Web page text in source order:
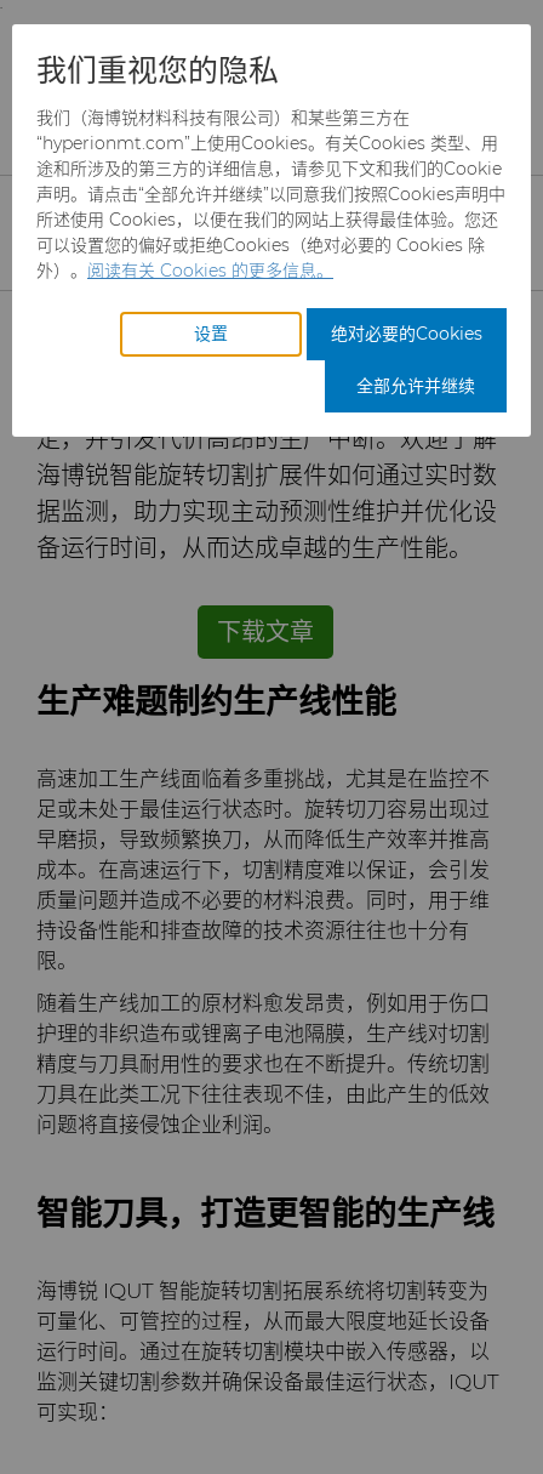
;
and information are based on this region.
Close Change region
CBN颗粒
CBN微粉
金刚石微粉
超优级金刚石微粉
制罐模具
冲杯模具解决方案
缩颈模具解决方案
Extrusion Tooling Solutions
硬质合金棒料
专用硬质合金棒料
通用硬质合金棒料
硬质合金辊环
硬质合金轧辊
Custom Cutting Tools
PCD & PCBN Tooling
研磨膏和研磨液
金刚石研磨膏
研磨液和悬浮液
Hyperion金刚石研磨液
流体处理
流体端部件
食品加工零部件
成形模具
成形模具坯料
齿轮滚刀坯料
螺旋伞齿刀坯料
Skivit™强力刮齿刀坯料
定制刀片坯料
Oil & Gas
Directional Drilling Tools
Flow Control Valve Trim
PCBN
超厚BZN™
Compax™ PCD工具坯料
P系列PCD
U系列PCD
RTP粉末
非标牌号
标准牌号
旋转切刀
卫生用品旋转切割解决方案
锯片刀头和坯料
耐磨件
航空航天
汽车
能源与自然资源
环境与过程
食品与饮料
通用制造
卫生
碳化硅半导体
炼钢
服务
刀具制造商解决方案
硬质合金回收
增材制造
资源
PCD & PCBN牌号选型工具
证书和数据表
材料分析实验室
QEHS政策
条款和条件
职业机会
活动
公司管理
新闻
可持续性
联系我们
销售办事处
安全数据表
采用智能旋转切割解决方案，消除生产线低效环节
采用智能旋转切割解决方
案，消除生产线低效环节
目标的实现。随着加工生产线速度的提升和
先进材料的应用，传统旋转切割系统已难以
胜任，导致刀具过早磨损、产品质量不稳
定，并引发代价高昂的生产中断。欢迎了解
海博锐智能旋转切割扩展件如何通过实时数
据监测，助力实现主动预测性维护并优化设
备运行时间，从而达成卓越的生产性能。
下载文章
生产难题制约生产线性能
高速加工生产线面临着多重挑战，尤其是在监控不
足或未处于最佳运行状态时。旋转切刀容易出现过
早磨损，导致频繁换刀，从而降低生产效率并推高
成本。在高速运行下，切割精度难以保证，会引发
质量问题并造成不必要的材料浪费。同时，用于维
持设备性能和排查故障的技术资源往往也十分有
限。
随着生产线加工的原材料愈发昂贵，例如用于伤口
护理的非织造布或锂离子电池隔膜，生产线对切割
精度与刀具耐用性的要求也在不断提升。传统切割
刀具在此类工况下往往表现不佳，由此产生的低效
问题将直接侵蚀企业利润。
智能刀具，打造更智能的生产线
海博锐 IQUT 智能旋转切割拓展系统将切割转变为
可量化、可管控的过程，从而最大限度地延长设备
运行时间。通过在旋转切割模块中嵌入传感器，以
监测关键切割参数并确保设备最佳运行状态，IQUT
可实现：
我们重视您的隐私
我们（海博锐材料科技有限公司）和某些第三方在
“hyperionmt.com”上使用Cookies。有关Cookies 类型、用
途和所涉及的第三方的详细信息，请参见下文和我们的Cookie
声明。请点击“全部允许并继续”以同意我们按照Cookies声明中
所述使用 Cookies，以便在我们的网站上获得最佳体验。您还
可以设置您的偏好或拒绝Cookies（绝对必要的 Cookies 除
外）。 阅读有关 Cookies 的更多信息。
设置 绝对必要的Cookies
全部允许并继续